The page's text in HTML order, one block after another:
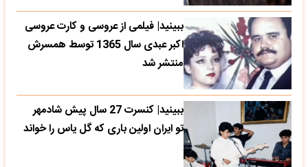
ببینید| فیلمی از عروسی و کارت عروسی
اکبر عبدی سال 1365 توسط همسرش
منتشر شد
ببینید| کنسرت 27 سال پیش شادمهر
تو ایران اولین باری که گل یاس را خواند